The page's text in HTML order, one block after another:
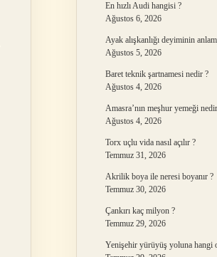
En hızlı Audi hangisi ?
Ağustos 6, 2026
Ayak alışkanlığı deyiminin
Ağustos 5, 2026
Baret teknik şartnamesi nedir ?
Ağustos 4, 2026
Amasra’nın meşhur yemeği
Ağustos 4, 2026
Torx uçlu vida nasıl açılır ?
Temmuz 31, 2026
Akrilik boya ile neresi boyanır ?
Temmuz 30, 2026
Çankırı kaç milyon ?
Temmuz 29, 2026
Yenişehir yürüyüş yoluna hangi